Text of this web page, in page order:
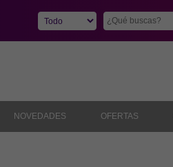
NOVEDADES OFERTAS